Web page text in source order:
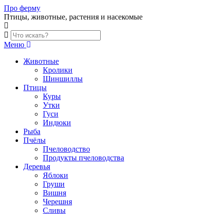
Skip
to
content
Про ферму
Птицы, животные, растения и насекомые
Меню
Животные
Кролики
Шиншиллы
Птицы
Куры
Утки
Гуси
Индюки
Рыба
Пчёлы
Пчеловодство
Продукты пчеловодства
Деревья
Яблоки
Груши
Вишня
Черешня
Сливы